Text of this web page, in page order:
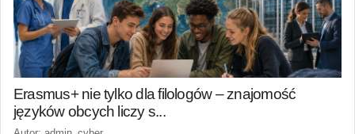
Erasmus+ nie tylko dla filologów – znajomość
języków obcych liczy s...